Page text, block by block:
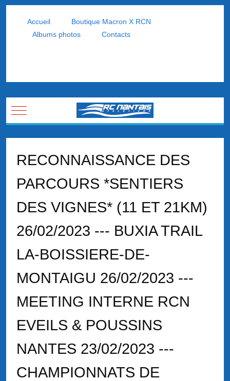
Accueil
Boutique Macron X RCN
Albums photos
Contacts
Mobile Menu Toggle
RECONNAISSANCE DES
PARCOURS *SENTIERS
DES VIGNES* (11 ET 21KM)
26/02/2023 --- BUXIA TRAIL
LA-BOISSIERE-DE-
MONTAIGU 26/02/2023 ---
MEETING INTERNE RCN
EVEILS & POUSSINS
NANTES 23/02/2023 ---
CHAMPIONNATS DE